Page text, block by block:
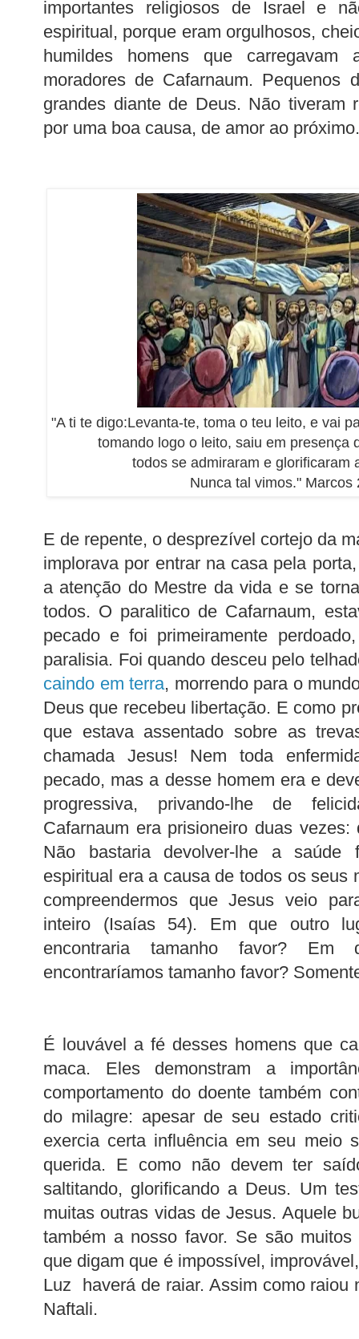
importantes religiosos de Israel e
espiritual, porque eram orgulhosos,
humildes homens que
moradores de Cafarnaum. Pequenos
grandes diante de Deus. Não tiveram
por uma boa causa, de amor ao
"A ti te digo:Levanta-te, toma o teu leito, e vai
tomando logo o leito, saiu em presença
todos se admiraram e glorificaram
Nunca tal vimos." Marcos
E de repente, o desprezível cortejo da
implorava por entrar na casa pela
a atenção do Mestre da vida e se
todos. O paralitico de Cafarnaum,
pecado e foi primeiramente
paralisia. Foi quando desceu pelo
caindo em terra, morrendo para o
Deus que recebeu libertação. E como
que estava assentado sobre as
chamada Jesus! Nem toda
pecado, mas a desse homem era e
progressiva, privando-lhe de
Cafarnaum era prisioneiro duas
Não bastaria devolver-lhe a saúde
espiritual era a causa de todos os seus
compreendermos que Jesus veio
inteiro (Isaías 54). Em que outro
encontraria tamanho favor?
encontraríamos tamanho favor?
É louvável a fé desses homens que
maca. Eles demonstram a
comportamento do doente também
do milagre: apesar de seu estado
exercia certa influência em seu meio
querida. E como não devem ter
saltitando, glorificando a Deus. Um
muitas outras vidas de Jesus. Aquele
também a nosso favor. Se são
que digam que é impossível,
Luz haverá de raiar. Assim como raiou
Naftali.